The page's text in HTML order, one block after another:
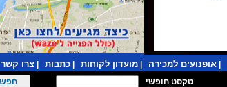
אופנועים למכירה מועדון לקוחות כתבות צרו קשר